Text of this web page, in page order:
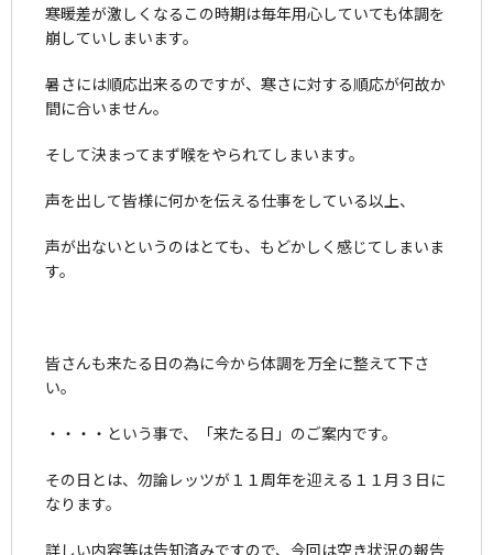
寒暖差が激しくなるこの時期は毎年用心していても体調を
崩していしまいます。
暑さには順応出来るのですが、寒さに対する順応が何故か
間に合いません。
そして決まってまず喉をやられてしまいます。
声を出して皆様に何かを伝える仕事をしている以上、
声が出ないというのはとても、もどかしく感じてしまいま
す。
皆さんも来たる日の為に今から体調を万全に整えて下さ
い。
・・・・という事で、「来たる日」のご案内です。
その日とは、勿論レッツが１１周年を迎える１１月３日に
なります。
詳しい内容等は告知済みですので、今回は空き状況の報告